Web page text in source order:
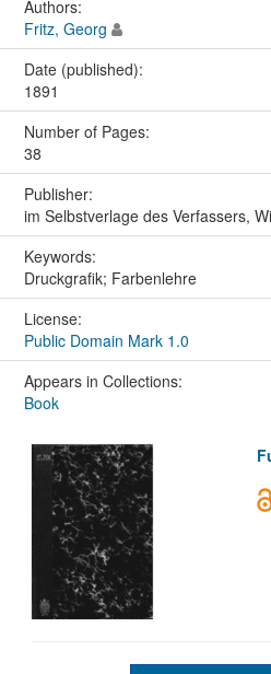
Authors:
Fritz, Georg
Date (published):
1891
Number of Pages:
38
Publisher:
im Selbstverlage des Verfassers,
Keywords:
Druckgrafik; Farbenlehre
License:
Public Domain Mark 1.0
Appears in Collections:
Book